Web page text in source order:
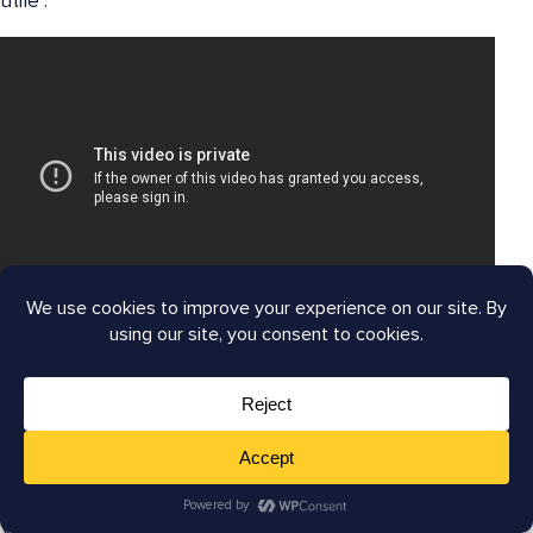
N'oubliez pas de saisir les bonnes informations, car
une fiche d'établissement détaillée peut aider les
visiteurs à choisir votre entreprise plutôt que celle de
vos concurrents. Personne n'aime deviner vos heures
d'ouverture, vos produits ou services, etc.